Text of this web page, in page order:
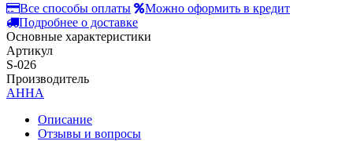
Все способы оплаты
Можно оформить в кредит
Подробнее о доставке
Основные характеристики
Артикул
S-026
Производитель
АННА
Описание
Отзывы и вопросы